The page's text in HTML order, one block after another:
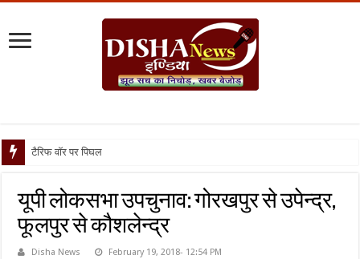
टैरिफ वॉर पर पिघली बर्फ, ट्रंप औ
यूपी लोकसभा उपचुनाव: गोरखपुर से उपेन्द्र,
फूलपुर से कौशलेन्द्र
Disha News February 19, 2018- 12:54 PM